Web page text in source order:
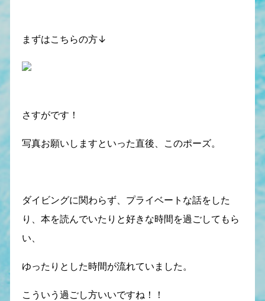
まずはこちらの方↓
さすがです！
写真お願いしますといった直後、このポーズ。
ダイビングに関わらず、プライベートな話をした
り、本を読んでいたりと好きな時間を過ごしてもら
い、
ゆったりとした時間が流れていました。
こういう過ごし方いいですね！！